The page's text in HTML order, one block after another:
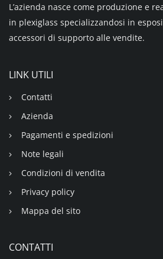
L’azienda nasce come produzione e
in plexiglass specializzandosi in
accessori di supporto alle vendite.
LINK UTILI
Contatti
Azienda
Pagamenti e spedizioni
Note legali
Condizioni di vendita
Privacy policy
Mappa del sito
CONTATTI